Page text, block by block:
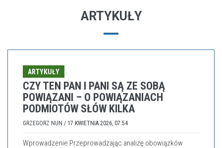
ARTYKUŁY
ARTYKUŁY
CZY TEN PAN I PANI SĄ ZE SOBĄ
POWIĄZANI – O POWIĄZANIACH
PODMIOTÓW SŁÓW KILKA
GRZEGORZ NUN / 17 KWIETNIA 2026, 07:54
Wprowadzenie Przeprowadzając analizę obowiązków